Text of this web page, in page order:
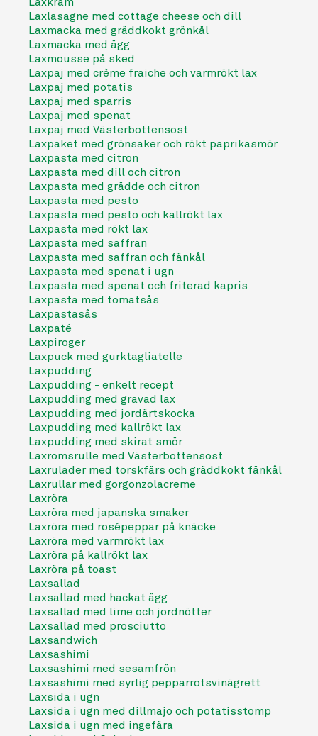
Laxlasagne med cottage cheese och dill
Laxmacka med gräddkokt grönkål
Laxmacka med ägg
Laxmousse på sked
Laxpaj med crème fraiche och varmrökt lax
Laxpaj med potatis
Laxpaj med sparris
Laxpaj med spenat
Laxpaj med Västerbottensost
Laxpaket med grönsaker och rökt paprikasmör
Laxpasta med citron
Laxpasta med dill och citron
Laxpasta med grädde och citron
Laxpasta med pesto
Laxpasta med pesto och kallrökt lax
Laxpasta med rökt lax
Laxpasta med saffran
Laxpasta med saffran och fänkål
Laxpasta med spenat i ugn
Laxpasta med spenat och friterad kapris
Laxpasta med tomatsås
Laxpastasås
Laxpaté
Laxpiroger
Laxpuck med gurktagliatelle
Laxpudding
Laxpudding - enkelt recept
Laxpudding med gravad lax
Laxpudding med jordärtskocka
Laxpudding med kallrökt lax
Laxpudding med skirat smör
Laxromsrulle med Västerbottensost
Laxrulader med torskfärs och gräddkokt fänkål
Laxrullar med gorgonzolacreme
Laxröra
Laxröra med japanska smaker
Laxröra med rosépeppar på knäcke
Laxröra med varmrökt lax
Laxröra på kallrökt lax
Laxröra på toast
Laxsallad
Laxsallad med hackat ägg
Laxsallad med lime och jordnötter
Laxsallad med prosciutto
Laxsandwich
Laxsashimi
Laxsashimi med sesamfrön
Laxsashimi med syrlig pepparrotsvinägrett
Laxsida i ugn
Laxsida i ugn med dillmajo och potatisstomp
Laxsida i ugn med ingefära